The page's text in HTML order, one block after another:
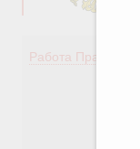
Работа